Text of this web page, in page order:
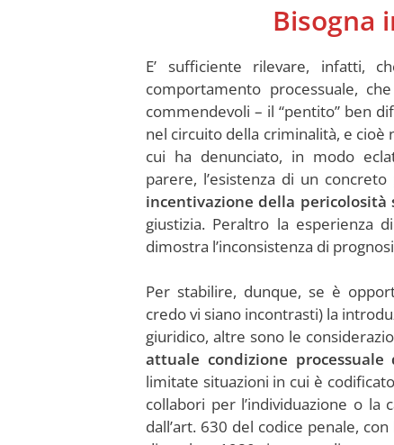
Bisogna
E’ sufficiente rilevare, infatti,
comportamento processuale,
commendevoli – il “pentito” ben
nel circuito della criminalità, e
cui ha denunciato, in modo
parere, l’esistenza di un concreto
incentivazione della
giustizia. Peraltro la esperienza
dimostra l’inconsistenza di
Per stabilire, dunque, se è
credo vi siano incontrasti) la
giuridico, altre sono le
attuale condizione
limitate situazioni in cui è
collabori per l’individuazione o
dall’art. 630 del codice penale,